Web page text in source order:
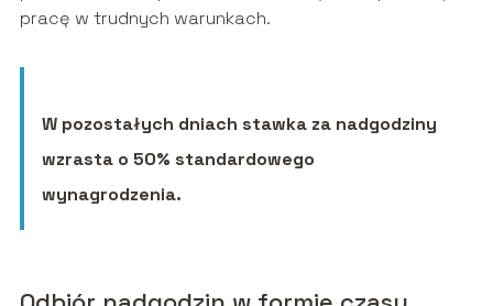
pracę w trudnych warunkach.
W pozostałych dniach stawka za nadgodziny
wzrasta o 50% standardowego
wynagrodzenia.